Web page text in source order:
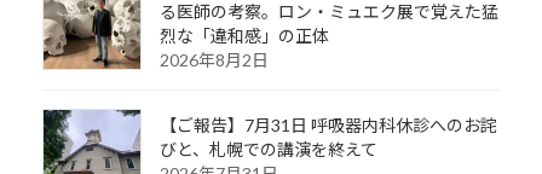
る医師の考察。ロン・ミュエク展で覚えた猛
烈な「違和感」の正体
2026年8月2日
【ご報告】7月31日 呼吸器内科休診へのお詫
びと、札幌での講演を終えて